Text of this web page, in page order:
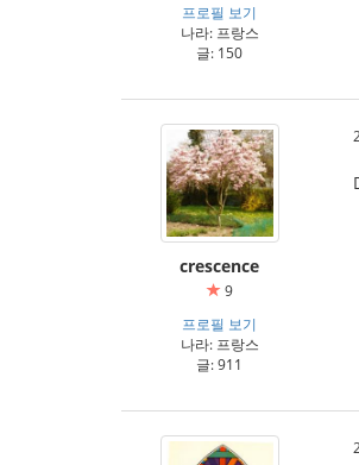
프로필 보기
나라: 프랑스
글: 150
crescence
9
프로필 보기
나라: 프랑스
글: 911